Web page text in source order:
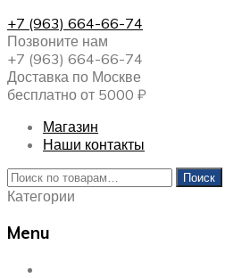
+7 (963) 664-66-74
Позвоните нам
+7 (963) 664-66-74
Доставка по Москве
бесплатно от 5000 ₽
Магазин
Наши контакты
Искать:
Поиск
Категории
Menu
Skip